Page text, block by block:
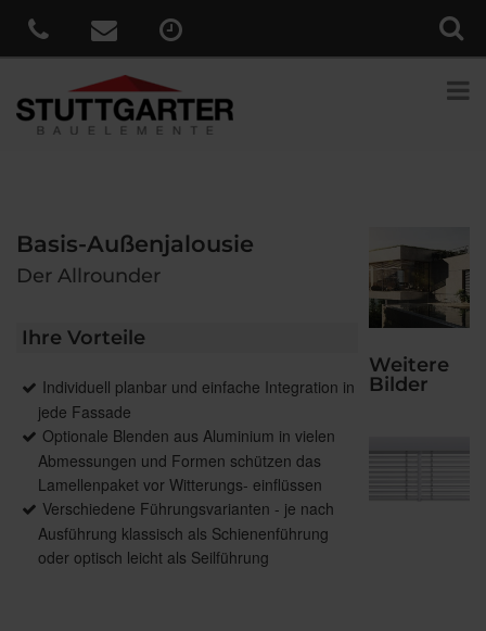
Basis-Außenjalousie
Der Allrounder
Ihre Vorteile
Individuell planbar und einfache Integration in
jede Fassade
Optionale Blenden aus Aluminium in vielen
Abmessungen und Formen schützen das
Lamellenpaket vor Witterungs- einflüssen
Verschiedene Führungsvarianten - je nach
Ausführung klassisch als Schienenführung
oder optisch leicht als Seilführung
Weitere
Bilder